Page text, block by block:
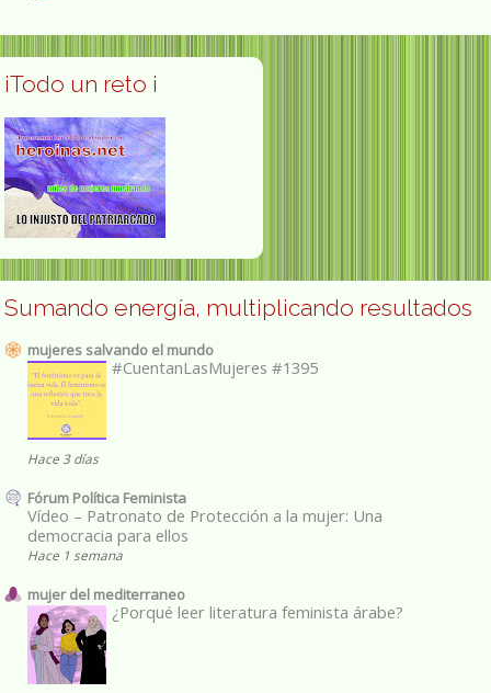
¡Todo un reto ¡
Sumando energía, multiplicando resultados
mujeres salvando el mundo
#CuentanLasMujeres #1395
Hace 3 días
Fórum Política Feminista
Vídeo – Patronato de Protección a la mujer: Una
democracia para ellos
Hace 1 semana
mujer del mediterraneo
¿Porqué leer literatura feminista árabe?